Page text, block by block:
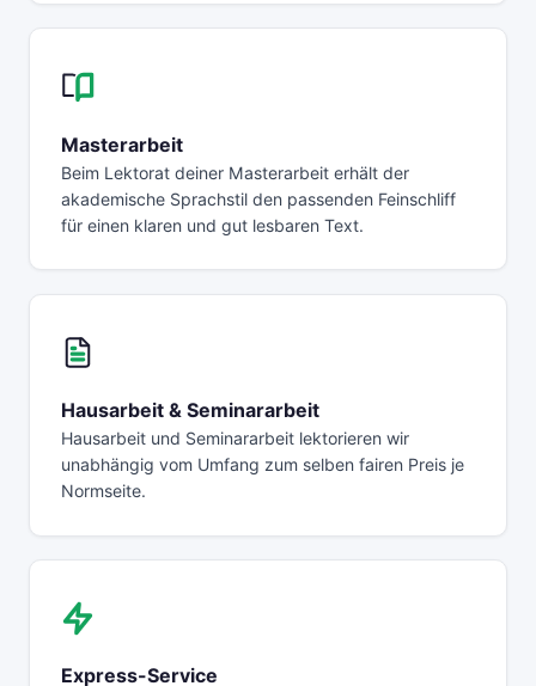
Masterarbeit
Beim Lektorat deiner Masterarbeit erhält der
akademische Sprachstil den passenden Feinschliff
für einen klaren und gut lesbaren Text.
Hausarbeit & Seminararbeit
Hausarbeit und Seminararbeit lektorieren wir
unabhängig vom Umfang zum selben fairen Preis je
Normseite.
Express-Service